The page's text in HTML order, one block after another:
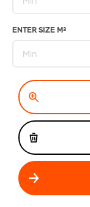
ENTER SIZE M²